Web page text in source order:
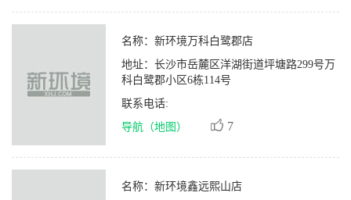
名称： 新环境万科白鹭郡店
地址： 长沙市岳麓区洋湖街道坪塘路299号万
科白鹭郡小区6栋114号
联系电话:
导航（地图）
7
名称： 新环境鑫远熙山店